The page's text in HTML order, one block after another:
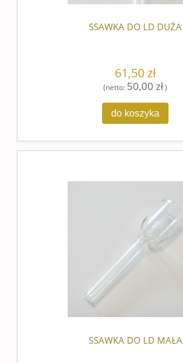
SSAWKA DO LD DUŻA
61,50 zł
(netto: 50,00 zł)
do koszyka
SSAWKA DO LD MAŁA